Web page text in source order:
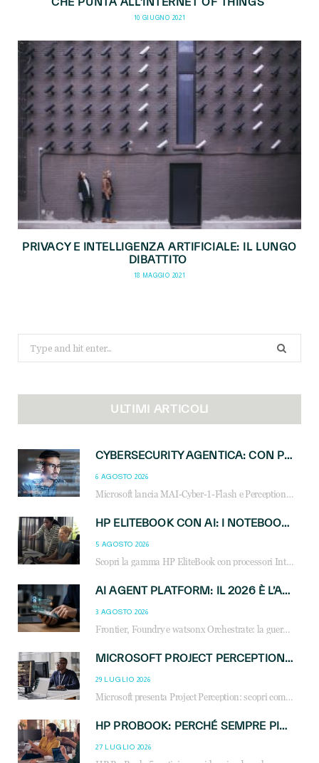
10 GIUGNO 2021
PRIVACY E INTELLIGENZA ARTIFICIALE: IL LUNGO
DIBATTITO
18 MAGGIO 2021
for:
ULTIMI ARTICOLI
CYBERSECURITY AGENTICA: CON PERCEPTION E MAI-CYBER-1-FLASH MICROSOFT APRE NUOVI SERVIZI PER IL CANALE
6 AGOSTO 2026
Microsoft lancia MAI-Cyber-1-Flash e Perception: cybersecurity agentica in preview dal 3 novembre. Cosa cambia per MSP, system integrator e reseller.
HP ELITEBOOK CON AI: I NOTEBOOK BUSINESS INTELLIGENTI CHE TRASFORMANO PRODUTTIVITÀ, SICUREZZA E LAVORO IBRIDO
5 AGOSTO 2026
Scopri la gamma HP EliteBook con processori Intel® Core™ Ultra e AMD Ryzen™ AI. Notebook business progettati per aumentare la produttività, migliorare la collaborazione e garantire sicurezza avanzata in ufficio e in mobilità.
AI AGENT PLATFORM: IL 2026 È L’ANNO DEL «SISTEMA OPERATIVO» PER GLI AGENTI AZIENDALI
3 AGOSTO 2026
Frontier, Foundry e watsonx Orchestrate: la guerra delle piattaforme AI agent ridisegna il mercato IT. Cosa cambia per reseller, MSP e system integrator.
MICROSOFT PROJECT PERCEPTION: COME GLI AGENTI AI CAMBIERANNO SOC, CYBERSECURITY E SERVIZI MSP
29 LUGLIO 2026
Microsoft presenta Project Perception: scopri come gli agenti AI possono trasformare cybersecurity, SOC e servizi gestiti degli MSP.
HP PROBOOK: PERCHÉ SEMPRE PIÙ AZIENDE SCELGONO NOTEBOOK PROGETTATI PER IL LAVORO MODERNO
27 LUGLIO 2026